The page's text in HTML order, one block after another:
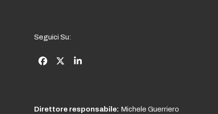
Seguici Su:
Facebook
TwitterLinkedIn
Direttore responsabile: Michele Guerriero